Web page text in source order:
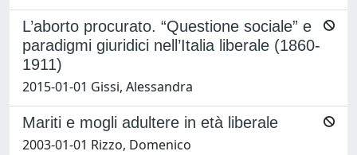
L’aborto procurato. “Questione sociale” e
paradigmi giuridici nell’Italia liberale (1860-
1911)
2015-01-01 Gissi, Alessandra
Mariti e mogli adultere in età liberale
2003-01-01 Rizzo, Domenico